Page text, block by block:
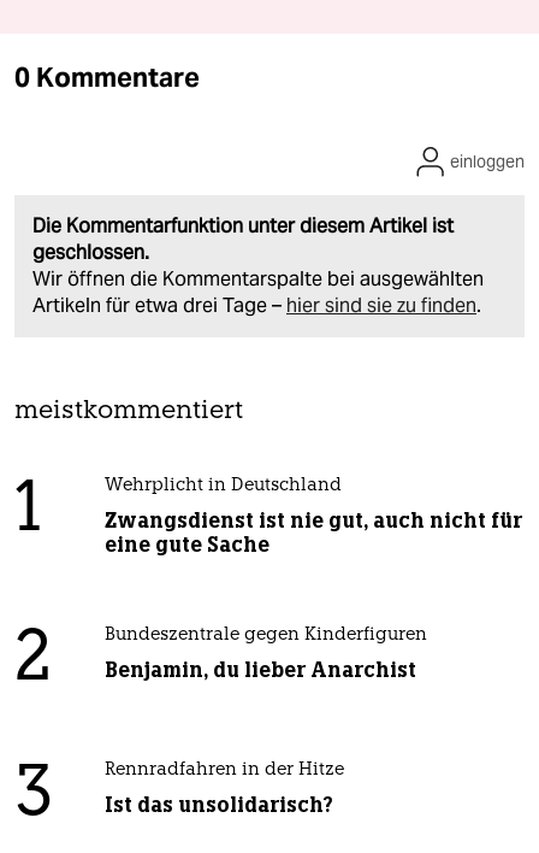
0 Kommentare
Die Kommentarfunktion unter diesem Artikel ist
geschlossen.
Wir öffnen die Kommentarspalte bei ausgewählten
Artikeln für etwa drei Tage – hier sind sie zu finden.
einloggen
meistkommentiert
1 Wehrplicht in Deutschland
Zwangsdienst ist nie gut, auch nicht für
eine gute Sache
2 Bundeszentrale gegen Kinderfiguren
Benjamin, du lieber Anarchist
3 Rennradfahren in der Hitze
Ist das unsolidarisch?